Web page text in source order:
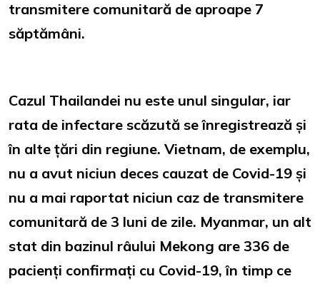
transmitere comunitară de aproape 7
săptămâni.
Cazul Thailandei nu este unul singular, iar
rata de infectare scăzută se înregistrează și
în alte țări din regiune. Vietnam, de exemplu,
nu a avut niciun deces cauzat de Covid-19 și
nu a mai raportat niciun caz de transmitere
comunitară de 3 luni de zile. Myanmar, un alt
stat din bazinul râului Mekong are 336 de
pacienți confirmați cu Covid-19, în timp ce